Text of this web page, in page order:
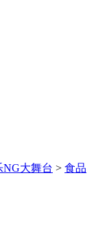
NG大舞台 > 食品